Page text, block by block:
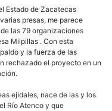
Estado de Zacatecas
presas, me parece
las 79 organizaciones
Milpillas . Con esta
y la fuerza de las
rechazado el proyecto en un
ejidales, nace de las y los
Río Atenco y que